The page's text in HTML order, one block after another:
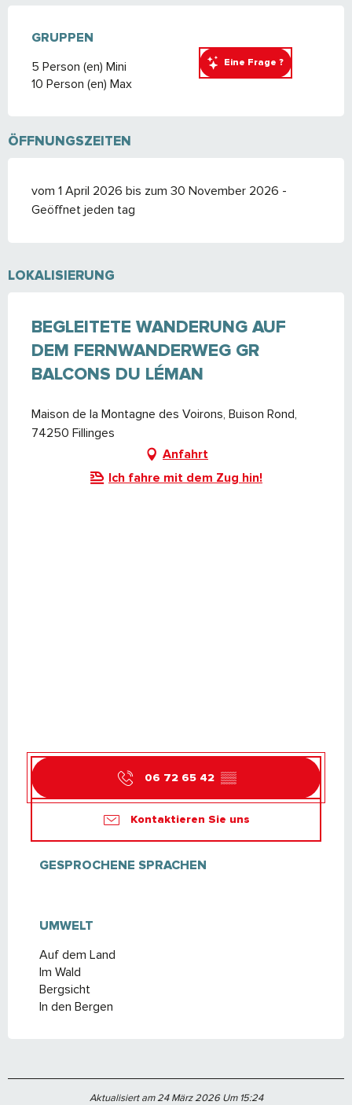
Eine Frage ?
GRUPPEN
GRUPPEN
5 Person (en) Mini
10 Person (en) Max
ÖFFNUNGSZEITEN
vom 1 April 2026 bis zum 30 November 2026 -
Geöffnet jeden tag
LOKALISIERUNG
BEGLEITETE WANDERUNG AUF
DEM FERNWANDERWEG GR
BALCONS DU LÉMAN
Maison de la Montagne des Voirons, Buison Rond,
74250 Fillinges
Anfahrt
Ich fahre mit dem Zug hin!
06 72 65 42 ▒▒
Kontaktieren Sie uns
GESPROCHENE SPRACHEN
GESPROCHENE SPRACHEN
UMWELT
UMWELT
Auf dem Land
Im Wald
Bergsicht
In den Bergen
Aktualisiert am 24 März 2026 Um 15:24